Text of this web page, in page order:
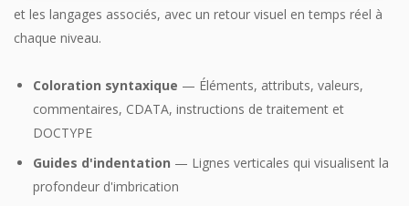
et les langages associés, avec un retour visuel en temps réel à
chaque niveau.
Coloration syntaxique — Éléments, attributs, valeurs,
commentaires, CDATA, instructions de traitement et
DOCTYPE
Guides d'indentation — Lignes verticales qui visualisent la
profondeur d'imbrication